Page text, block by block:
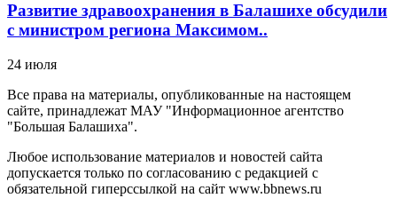
Развитие здравоохранения в Балашихе обсудили
с министром региона Максимом..
24 июля
Все права на материалы, опубликованные на настоящем
сайте, принадлежат МАУ "Информационное агентство
"Большая Балашиха".
Любое использование материалов и новостей сайта
допускается только по согласованию с редакцией с
обязательной гиперссылкой на сайт www.bbnews.ru